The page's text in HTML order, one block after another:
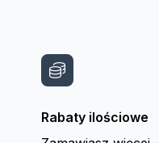
Rabaty ilościowe